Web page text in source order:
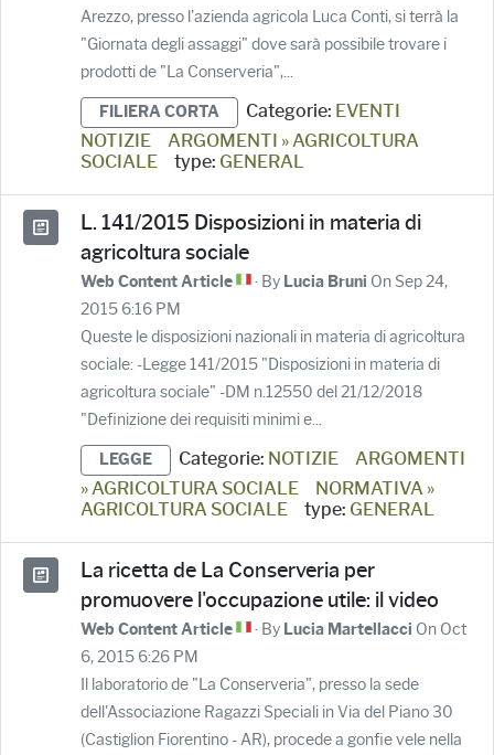
Arezzo, presso l'azienda agricola Luca Conti, si terrà la
"Giornata degli assaggi" dove sarà possibile trovare i
prodotti de "La Conserveria",...
FILIERA CORTA Categorie: EVENTI
NOTIZIE
ARGOMENTI » AGRICOLTURA
SOCIALE
type: GENERAL
L. 141/2015 Disposizioni in materia di
agricoltura sociale
Web Content Article · By Lucia Bruni On Sep 24,
2015 6:16 PM
Queste le disposizioni nazionali in materia di agricoltura
sociale: -Legge 141/2015 "Disposizioni in materia di
agricoltura sociale" -DM n.12550 del 21/12/2018
"Definizione dei requisiti minimi e...
LEGGE Categorie: NOTIZIE
ARGOMENTI
» AGRICOLTURA SOCIALE
NORMATIVA »
AGRICOLTURA SOCIALE
type: GENERAL
La ricetta de La Conserveria per
promuovere l'occupazione utile: il video
Web Content Article · By Lucia Martellacci On Oct
6, 2015 6:26 PM
Il laboratorio de "La Conserveria", presso la sede
dell'Associazione Ragazzi Speciali in Via del Piano 30
(Castiglion Fiorentino - AR), procede a gonfie vele nella